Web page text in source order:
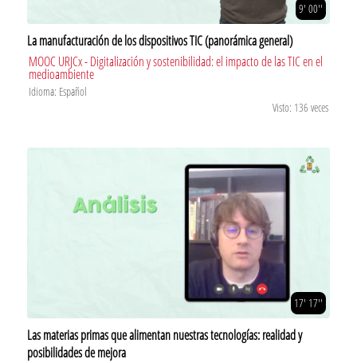
9' 00''
La manufacturación de los dispositivos TIC (panorámica general)
MOOC URJCx - Digitalización y sostenibilidad: el impacto de las TIC en el
medioambiente
Idioma: Español
Visto: 136 veces
17' 17''
Las materias primas que alimentan nuestras tecnologías: realidad y
posibilidades de mejora